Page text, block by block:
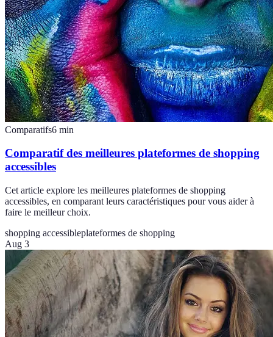
Comparatifs6 min
Comparatif des meilleures plateformes de shopping
accessibles
Cet article explore les meilleures plateformes de shopping
accessibles, en comparant leurs caractéristiques pour vous aider à
faire le meilleur choix.
shopping accessibleplateformes de shopping
Aug 3